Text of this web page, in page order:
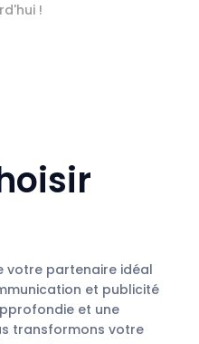
!
votre partenaire idéal
et publicité
et une
transformons votre